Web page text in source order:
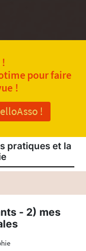
pour faire
!
!
pratiques et la
- 2) mes